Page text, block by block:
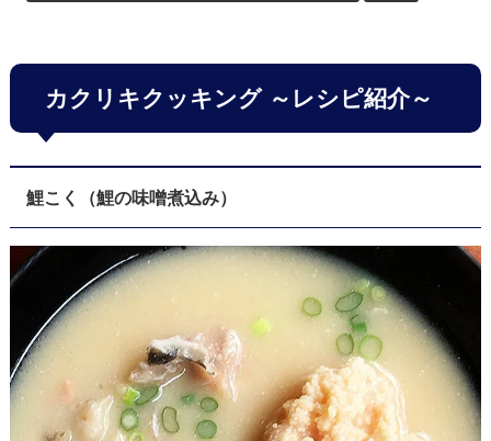
カクリキクッキング ～レシピ紹介～
鯉こく（鯉の味噌煮込み）